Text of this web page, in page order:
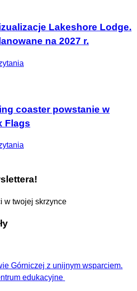
Lakeshore Lodge.
na 2027 r.
coaster powstanie w
Flags
w twojej skrzynce
Górniczej z unijnym wsparciem.
edukacyjne